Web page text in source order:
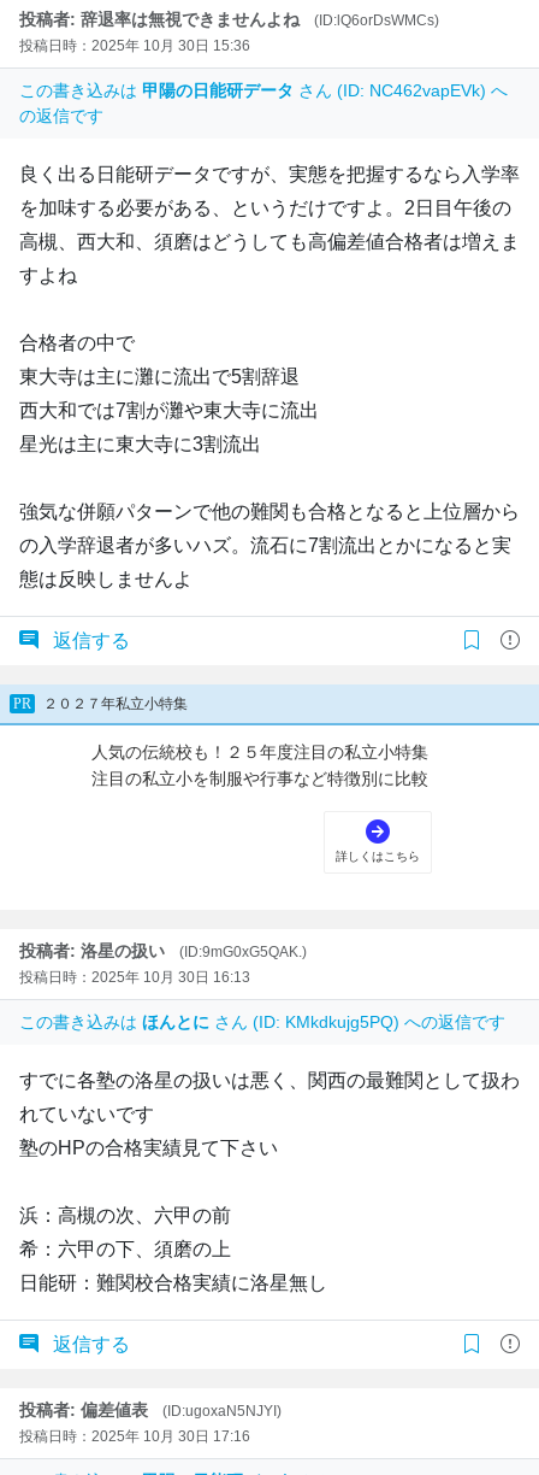
投稿者: 辞退率は無視できませんよね
(ID:lQ6orDsWMCs)
投稿日時：2025年 10月 30日 15:36
この書き込みは 甲陽の日能研データ さん (ID: NC462vapEVk) へ
の返信です
良く出る日能研データですが、実態を把握するなら入学率
を加味する必要がある、というだけですよ。2日目午後の
高槻、西大和、須磨はどうしても高偏差値合格者は増えま
すよね
合格者の中で
東大寺は主に灘に流出で5割辞退
西大和では7割が灘や東大寺に流出
星光は主に東大寺に3割流出
強気な併願パターンで他の難関も合格となると上位層から
の入学辞退者が多いハズ。流石に7割流出とかになると実
態は反映しませんよ
返信する
投稿者: 洛星の扱い
(ID:9mG0xG5QAK.)
投稿日時：2025年 10月 30日 16:13
この書き込みは ほんとに さん (ID: KMkdkujg5PQ) への返信です
すでに各塾の洛星の扱いは悪く、関西の最難関として扱わ
れていないです
塾のHPの合格実績見て下さい
浜：高槻の次、六甲の前
希：六甲の下、須磨の上
日能研：難関校合格実績に洛星無し
返信する
投稿者: 偏差値表
(ID:ugoxaN5NJYI)
投稿日時：2025年 10月 30日 17:16